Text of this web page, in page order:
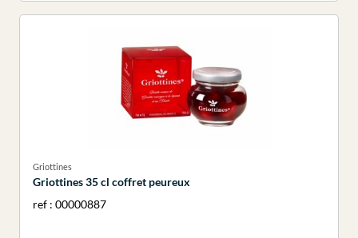
Griottines
Griottines 35 cl coffret peureux
ref : 00000887